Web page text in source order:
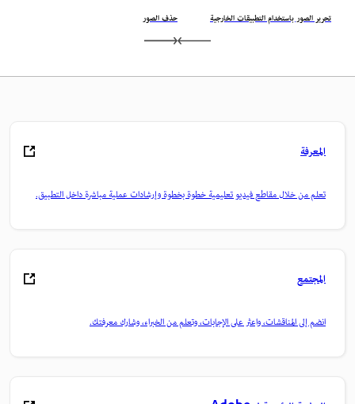
تحرير الصور باستخدام التطبيقات الخارجية حذف الصور
المعرفة
تعلم من خلال مقاطع فيديو تعليمية خطوة بخطوة وإرشادات عملية مباشرة داخل التطبيق.
المجتمع
انضم إلى المناقشات، واعثر على الإجابات، وتعلم من الخبراء، وشارك معرفتك.